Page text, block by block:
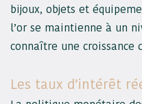
bijoux, objets et
l’or se maintienne à un
connaître une croissance
Les taux d’intérêt